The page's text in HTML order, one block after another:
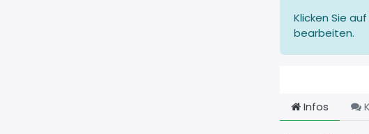
Klicken Sie
bearbeiten.
Infos